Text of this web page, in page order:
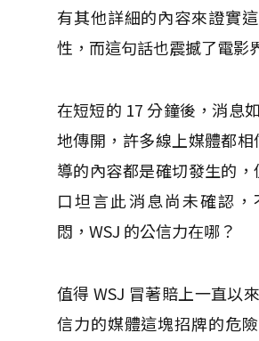
有其他詳細的內容來證實
性，而這句話也震撼了電影
在短短的 17 分鐘後，消息
地傳開，許多線上媒體都相
導的內容都是確切發生的，
口坦言此消息尚未確認，
悶，WSJ 的公信力在哪？
值得 WSJ 冒著賠上一直以
信力的媒體這塊招牌的危